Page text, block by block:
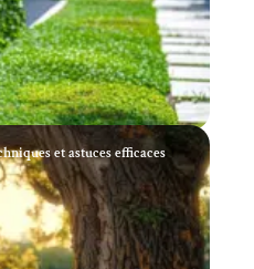
et astuces efficaces